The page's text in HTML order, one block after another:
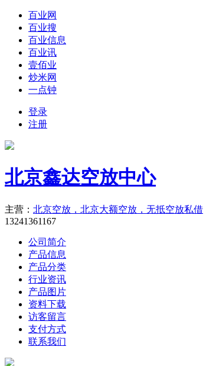
百业网
百业搜
百业信息
百业讯
壹佰业
炒米网
一点钟
登录
注册
北京鑫达空放中心
主营： 北京空放，北京大额空放，无抵空放私借
13241361167
公司简介
产品信息
产品分类
行业资讯
产品图片
资料下载
访客留言
支付方式
联系我们